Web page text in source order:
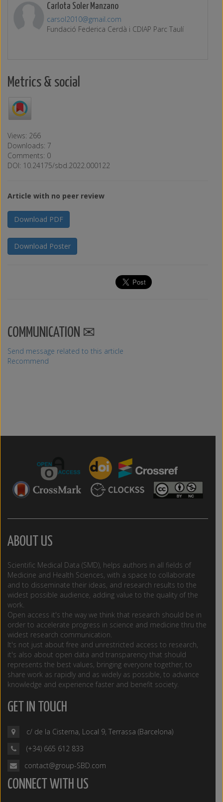
Carlota Soler Manzano
carsol2010@gmail.com
Fundació Federica Cerdà i CDIAP Parc Taulí
Metrics & social
Views: 266
Downloads: 7
Comments: 0
DOI: 10.24175/sbd.2022.000122
Article with no peer review
Download PDF
Download Poster
COMMUNICATION
Send message related to this article
Recommend
ABOUT US
Scientific Medical Data (SMD), helps authors in all fields of
Medicine and Health Sciences, with a space to collaborate
and to disseminate their ideas, and research results to the
widest possible audience, adding value to the quality of the
work.
Open access it's the way we think that research should be in
order to accelerate progress in science and medicine thru the
widest research communication.
It's not just about free and unrestricted access to research,
it's also about open data and transparency that should
represents the best values, bringing everyone together, to
share work as rapidly and as widely as possible, to advance
knowledge and experience faster and benefit society.
GET IN TOUCH
c/ de la Cisterna, Local 9, Terrassa (Barcelona)
(+34) 665 612 833
contact@group-SBD.com
CONNECT WITH US